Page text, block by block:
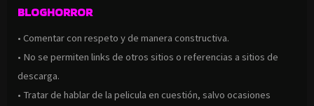
BLOGHORROR
• Comentar con respeto y de manera constructiva.
• No se permiten links de otros sitios o referencias a sitios de
descarga.
• Tratar de hablar de la pelicula en cuestión, salvo ocasiones